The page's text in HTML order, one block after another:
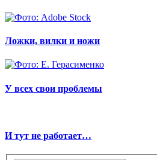
Ложки, вилки и ножи
У всех свои проблемы
И тут не работает…